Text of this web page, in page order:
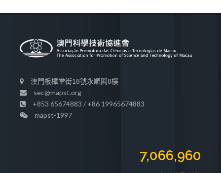
澳門板樟堂街18號永順閣8樓
sec@mapst.org
+853 65674883 / +86 19965674883
mapst-1997
7,066,960